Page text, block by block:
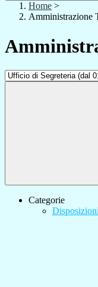
Home >
Amministrazione
Categorie